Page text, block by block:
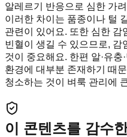
알레르기 반응으로 심한 가
이러한 차이는 품종이나 털
관련이 있어요. 또한 심한 감
빈혈이 생길 수 있으므로,
것이 중요해요. 한편 알·유
환경에 대부분 존재하기 때
청소하는 것이 벼룩 관리에
이 콘텐츠를 감수